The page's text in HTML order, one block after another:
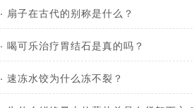
· 扇子在古代的别称是什么？
· 喝可乐治疗胃结石是真的吗？
· 速冻水饺为什么冻不裂？